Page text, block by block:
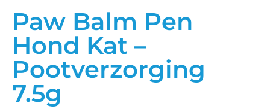
Paw Balm Pen
Hond Kat –
Pootverzorging
7.5g